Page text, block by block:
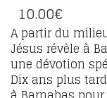
10.00€
A partir du
Jésus révèle à
une dévotion
Dix ans plus